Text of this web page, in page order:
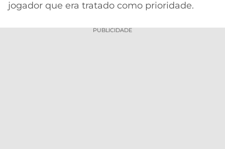
CRUZEIRO
jogador que era tratado como prioridade.
PUBLICIDADE